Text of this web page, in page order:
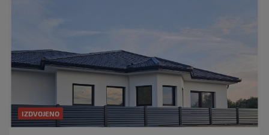
IZDVOJENO